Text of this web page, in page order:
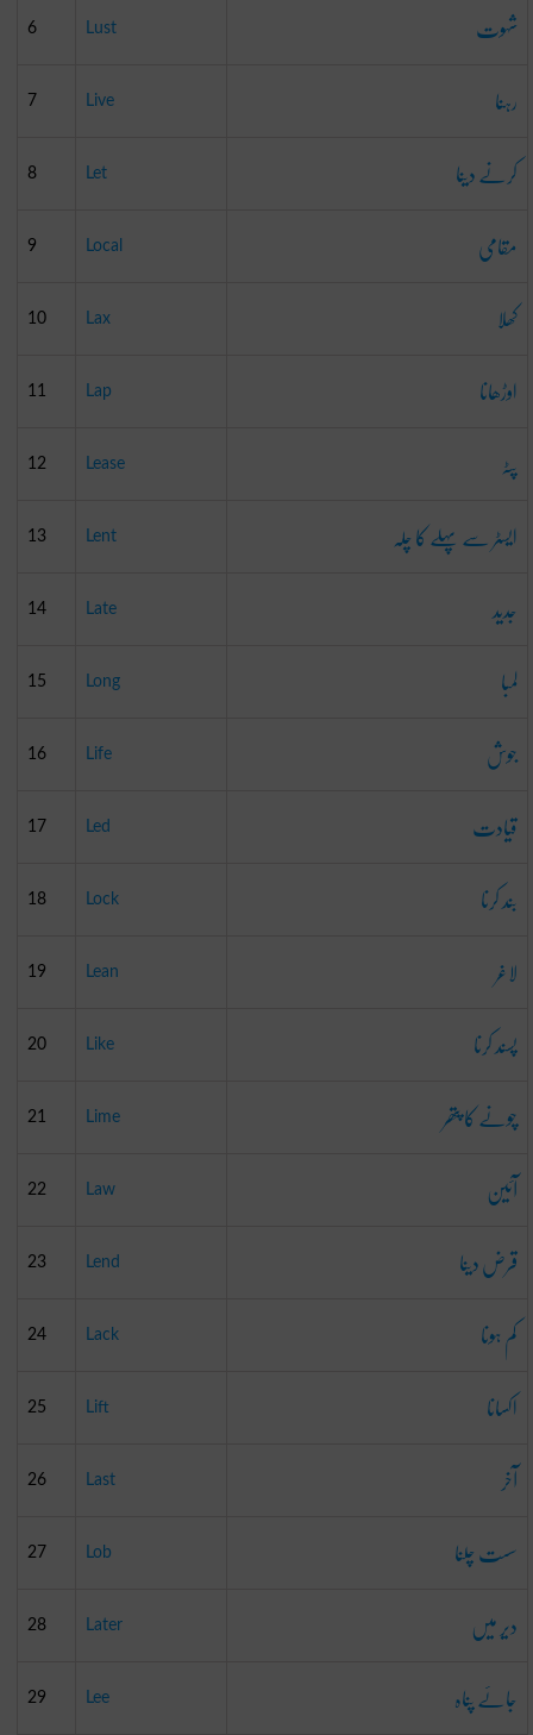
6 Lust شہوت
7 Live رہنا
8 Let کرنے دینا
9 Local مقامی
10 Lax کھلا
11 Lap اوڑھانا
12 Lease پٹہ
13 Lent ایسٹر سے پہلے کا چلہ
14 Late جدید
15 Long لمبا
16 Life جوش
17 Led قیادت
18 Lock بند کرنا
19 Lean لاغر
20 Like پسند کرنا
21 Lime چونے کا پتھر
22 Law آئین
23 Lend قرض دینا
24 Lack کم ہونا
25 Lift اکسانا
26 Last آخر
27 Lob سست چلنا
28 Later دیر میں
29 Lee جائے پناہ